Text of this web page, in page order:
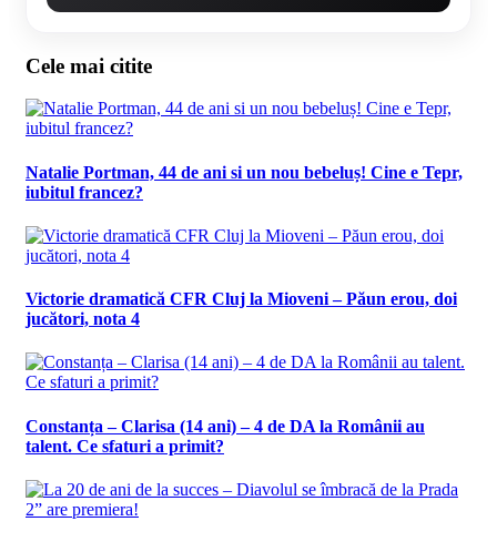
Cele mai citite
Natalie Portman, 44 de ani si un nou bebeluș! Cine e Tepr,
iubitul francez?
Victorie dramatică CFR Cluj la Mioveni – Păun erou, doi
jucători, nota 4
Constanța – Clarisa (14 ani) – 4 de DA la Românii au
talent. Ce sfaturi a primit?